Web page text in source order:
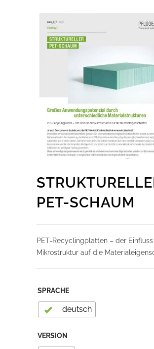
PET-SCHAUM
PET-Recyclingplatten – der
Mikrostruktur auf die
SPRACHE
deutsch
VERSION